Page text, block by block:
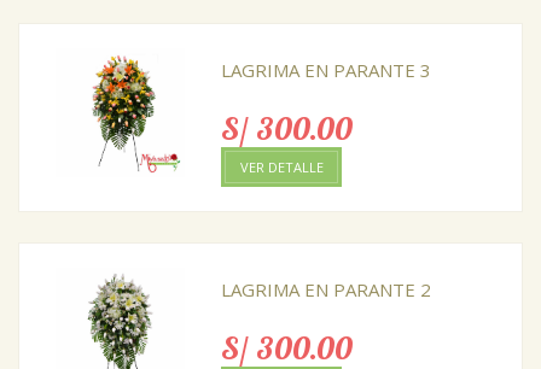
LAGRIMA EN PARANTE 3
S/ 300.00
VER DETALLE
LAGRIMA EN PARANTE 2
S/ 300.00